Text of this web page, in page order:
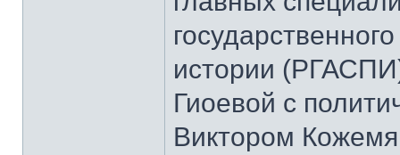
истории
Гиоевой с
Виктором